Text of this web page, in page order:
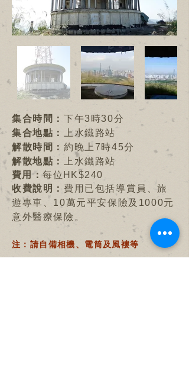
集合時間： 下午3時30分
集合地點：
上水鐵路站
解散時間： 約晚上7時45分
解散地點：
上水鐵路站
費用：每位HK$240
收費說明： 費用已包括導賞員、旅
遊專車、10萬元平安保險及1000元
意外醫療保險。
注：請自備相機、電筒及風褸等